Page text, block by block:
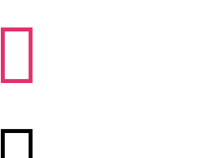
